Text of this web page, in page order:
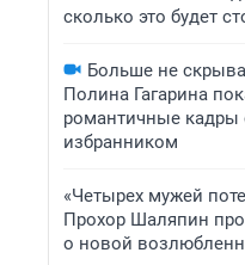
сколько это будет
Больше не
Полина Гагарина
романтичные
избранником
«Четырех мужей
Прохор Шаляпин
о новой